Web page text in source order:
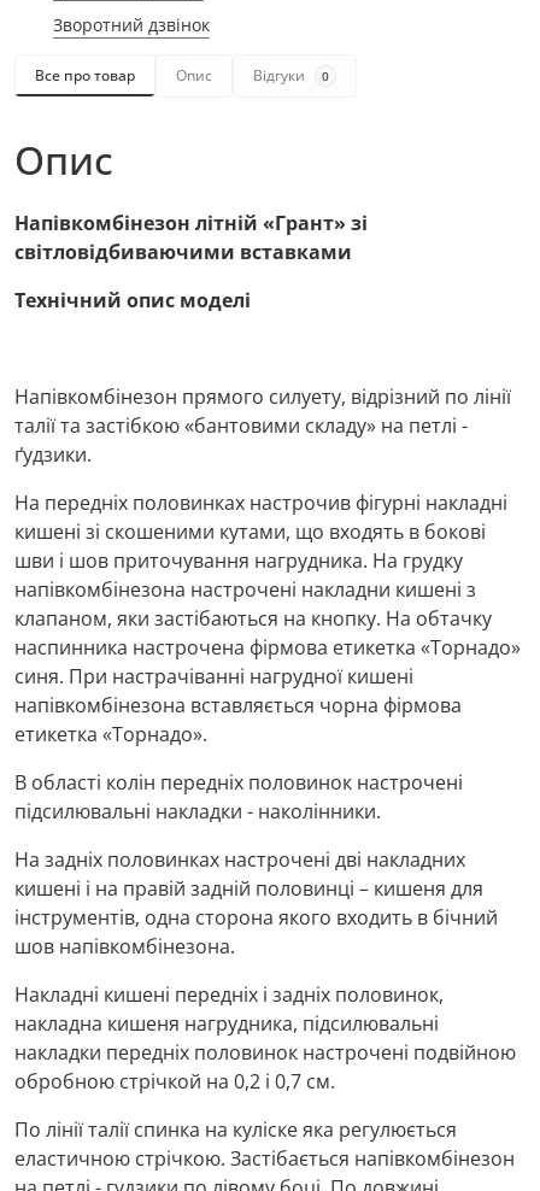
Зворотний дзвінок
Все про товар Опис Відгуки 0
Опис
Напівкомбінезон літній «Грант» зі
світловідбиваючими вставками
Технічний опис моделі
Напівкомбінезон прямого силуету, відрізний по лінії
талії та застібкою «бантовими складу» на петлі -
ґудзики.
На передніх половинках настрочив фігурні накладні
кишені зі скошеними кутами, що входять в бокові
шви і шов приточування нагрудника. На грудку
напівкомбінезона настрочені накладни кишені з
клапаном, яки застібаються на кнопку. На обтачку
наспинника настрочена фірмова етикетка «Торнадо»
синя. При настрачіванні нагрудної кишені
напівкомбінезона вставляється чорна фірмова
етикетка «Торнадо».
В області колін передніх половинок настрочені
підсилювальні накладки - наколінники.
На задніх половинках настрочені дві накладних
кишені і на правій задній половинці – кишеня для
інструментів, одна сторона якого входить в бічний
шов напівкомбінезона.
Накладні кишені передніх і задніх половинок,
накладна кишеня нагрудника, підсилювальні
накладки передніх половинок настрочені подвійною
обробною стрічкой на 0,2 і 0,7 см.
По лінії талії спинка на куліске яка регулюється
еластичною стрічкою. Застібається напівкомбінезон